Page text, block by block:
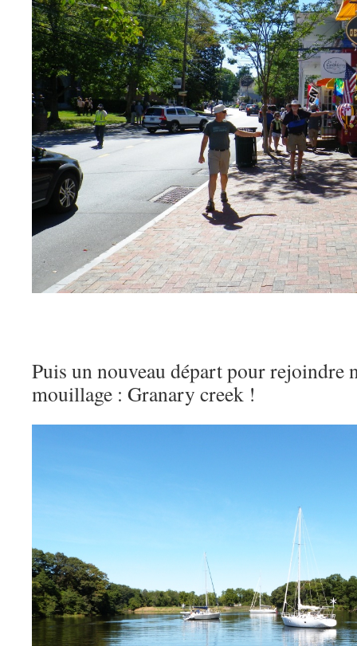
Puis un nouveau départ pour rejoindre
mouillage : Granary creek !